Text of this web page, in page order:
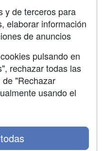
y de terceros para
elaborar información
de anuncios
pulsando en
rechazar todas las
"Rechazar
usando el